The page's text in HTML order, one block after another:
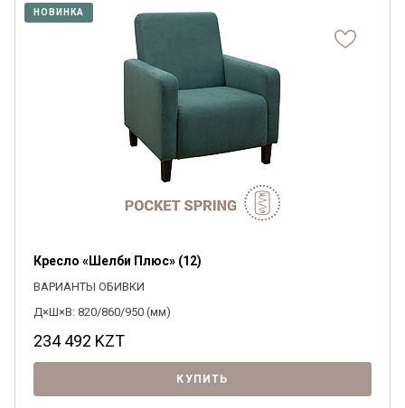
НОВИНКА
Кресло «Шелби Плюс» (12)
ВАРИАНТЫ ОБИВКИ
Д×Ш×В: 820/860/950 (мм)
234 492 KZT
КУПИТЬ